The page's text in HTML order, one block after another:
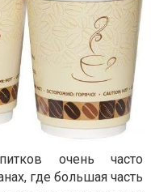
очень часто
где большая часть